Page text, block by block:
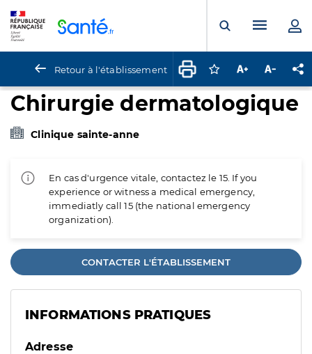
Ouvrir laMenu
Retour à l'établissement Connectez-vous
Augmenter la
Chirurgie dermatologique
Clinique sainte-anne
En cas d'urgence vitale, contactez le 15. If you
experience or witness a medical emergency,
immediatly call 15 (the national emergency
organization).
CONTACTER L'ÉTABLISSEMENT
INFORMATIONS PRATIQUES
Adresse